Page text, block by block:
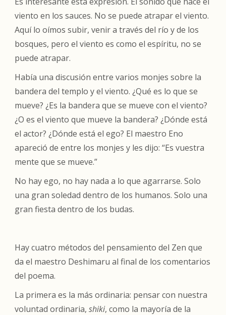
viento en los sauces. No se puede atrapar el viento.
Aquí lo oímos subir, venir a través del río y de los
bosques, pero el viento es como el espíritu, no se
puede atrapar.
Había una discusión entre varios monjes sobre la
bandera del templo y el viento. ¿Qué es lo que se
mueve? ¿Es la bandera que se mueve con el viento?
¿O es el viento que mueve la bandera? ¿Dónde está
el actor? ¿Dónde está el ego? El maestro Eno
apareció de entre los monjes y les dijo: “Es vuestra
mente que se mueve.”
No hay ego, no hay nada a lo que agarrarse. Solo
una gran soledad dentro de los humanos. Solo una
gran fiesta dentro de los budas.
Hay cuatro métodos del pensamiento del Zen que
da el maestro Deshimaru al final de los comentarios
del poema.
La primera es la más ordinaria: pensar con nuestra
voluntad ordinaria, shiki, como la mayoría de la